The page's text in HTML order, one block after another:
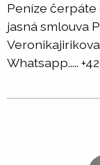
Peníze čerpáte
jasná smlouva
Whatsapp.....